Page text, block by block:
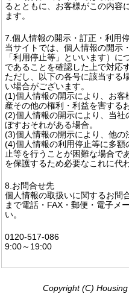
るとともに、お客様がこの内容
ます。
7.個人情報の開示・訂正・利用
当サイトでは、個人情報の開示
「利用停止等」といいます）
であることを確認した上で対応
ただし、以下の各号に該当する
い場合がございます。
(1)個人情報の開示により、お
産その他の権利・利益を害する
(2)個人情報の開示により、当社
ぼすおそれがある場合。
(3)個人情報の開示により、他の
(4)個人情報の利用停止等に多
止等を行うことが困難な場合で
を保護するため必要なこれに代
8.お問合せ先
個人情報の取扱いに関するお問
まで電話・FAX・郵便・電子メ
い。
0120-517-086
9:00～19:00
Copyright (C)